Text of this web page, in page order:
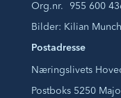
Org.nr. 955 600
Bilder: Kilian Munch
Postadresse
Næringslivets
Postboks 5250